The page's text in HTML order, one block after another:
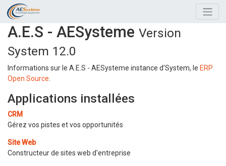
A.E.S - AESysteme Version
System 12.0
Informations sur le A.E.S - AESysteme instance d'System, le ERP
Open Source.
Applications installées
CRM
Gérez vos pistes et vos opportunités
Site Web
Constructeur de sites web d'entreprise